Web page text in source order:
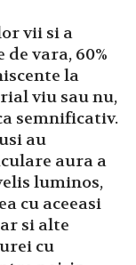
vii si a
vara, 60%
la
viu sau nu,
semnificativ.
au
aura a
luminos,
cu aceeasi
si alte
cu